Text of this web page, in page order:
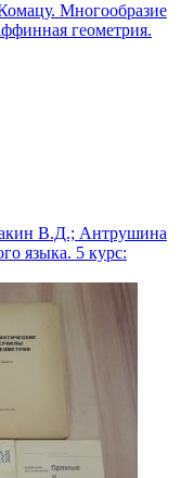
Многообразие
геометрия.
В.Д.; Антрушина
языка. 5 курс: